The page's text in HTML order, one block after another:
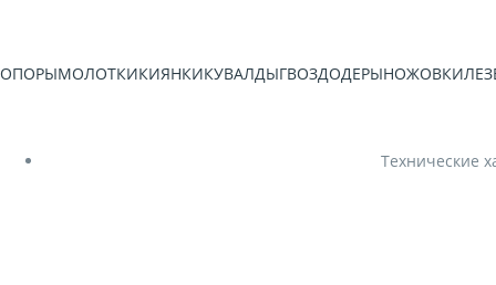
МОЛОТКИКИЯНКИКУВАЛДЫГВОЗДОДЕРЫНОЖОВКИ
Технические